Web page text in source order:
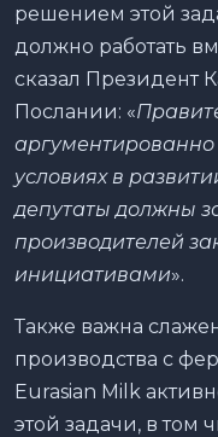
решением этой
должно работать
сказал Президент
Послании: «
условиях в
депутаты должны
производителей
инициативами».
Также важна
производства с
Eurasian Milk
этой задачи, в том